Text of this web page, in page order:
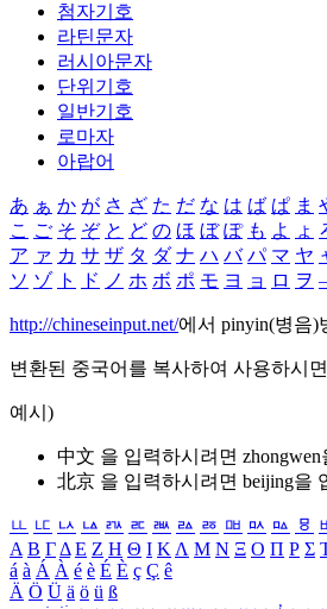
첨자기호
라틴문자
러시아문자
단위기호
일반기호
로마자
아랍어
あ ぁ か が さ ざ た だ な は ば ぱ ま
こ ご そ ぞ と ど の ほ ぼ ぽ も よ ょ
ア ァ カ サ ザ タ ダ ナ ハ バ パ マ ヤ
ソ ゾ ト ド ノ ホ ボ ポ モ ヨ ョ ロ ヲ
http://chineseinput.net/에서 pinyin(병음)
변환된 중국어를 복사하여 사용하시
예시)
中文 을 입력하시려면 zhongwen
北京 을 입력하시려면 beijing을
ㅥ ㅦ ㅧ ㅨ ㅩ ㅪ ㅫ ㅬ ㅭ ㅮ ㅯ ㅰ ㅱ
Α Β ΓΔ Ε Ζ Η Θ Ι ΚΛ Μ Ν Ξ Ο Π Ρ Σ
á à Á À é è É È ç Ç ê
Ä Ö Ü ä ö ü ß